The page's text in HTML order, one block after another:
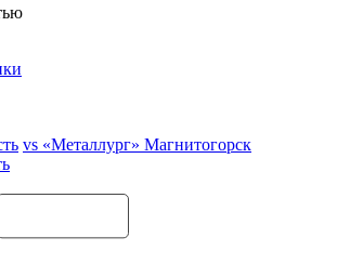
vs «Металлург» Магнитогорск